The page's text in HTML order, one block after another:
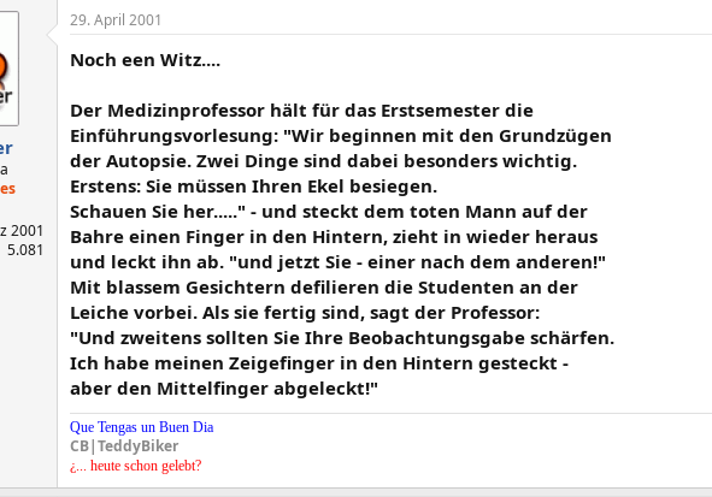
2001
5.081
29. April 2001
Noch een Witz....
Der Medizinprofessor hält für das Erstsemester die
Einführungsvorlesung: "Wir beginnen mit den Grundzügen
der Autopsie. Zwei Dinge sind dabei besonders wichtig.
Erstens: Sie müssen Ihren Ekel besiegen.
Schauen Sie her....." - und steckt dem toten Mann auf der
Bahre einen Finger in den Hintern, zieht in wieder heraus
und leckt ihn ab. "und jetzt Sie - einer nach dem anderen!"
Mit blassem Gesichtern defilieren die Studenten an der
Leiche vorbei. Als sie fertig sind, sagt der Professor:
"Und zweitens sollten Sie Ihre Beobachtungsgabe schärfen.
Ich habe meinen Zeigefinger in den Hintern gesteckt -
aber den Mittelfinger abgeleckt!"
Que Tengas un Buen Dia
CB|TeddyBiker
¿... heute schon gelebt?